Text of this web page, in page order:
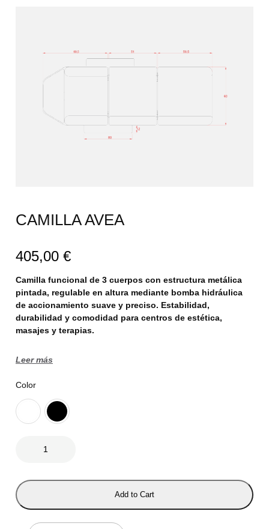
CAMILLA AVEA
405,00 €
Camilla funcional de 3 cuerpos con estructura metálica
pintada, regulable en altura mediante bomba hidráulica
de accionamiento suave y preciso. Estabilidad,
durabilidad y comodidad para centros de estética,
masajes y terapias.
Leer más
Color
L
A
A
Add to Cart